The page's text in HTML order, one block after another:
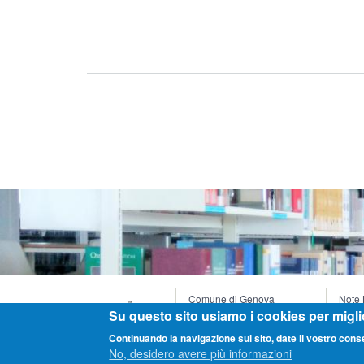
Comune di Genova
Palazzo Tursi, Via Garibaldi 9
C.F. / P. Iva 0085930102
Note
Su questo sito usiamo i cookies per
Continuando la navigazione sul sito, date il vostro
No, desidero avere più informazioni